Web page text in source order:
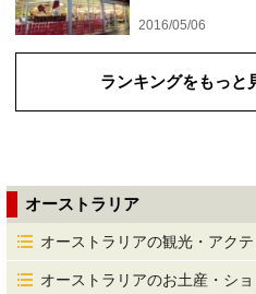
2016/05/06
ランキングをもっと
オーストラリア
オーストラリアの観光・アクテ
オーストラリアのお土産・シ